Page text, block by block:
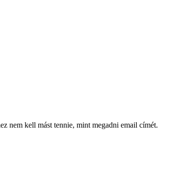
nem kell mást tennie, mint megadni email címét.